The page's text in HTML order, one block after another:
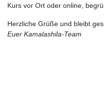
Kurs vor Ort oder online,
Herzliche Grüße und bleibt
Euer Kamalashila-Team